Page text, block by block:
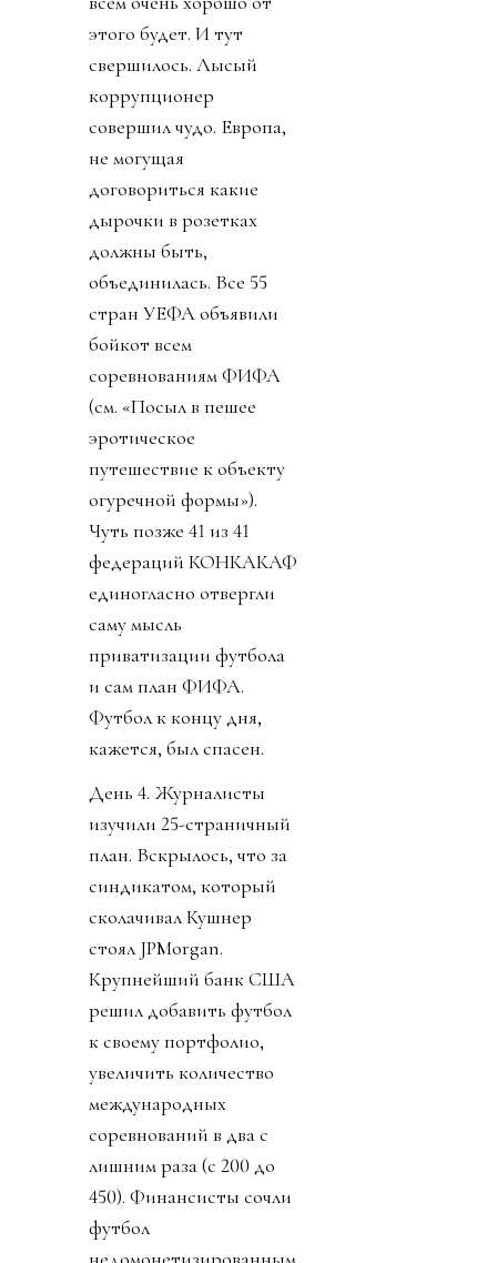
диктаторы так похожи
друг на друга). Причины
лизоблюдства начали
«бойкот».
День 3. Поняв, что
запахло жареным, по-
прежнему прячась за
закрытыми комментами
диктатор, в лучших
традициях маньяка-
потрошителя вышел с
видео, объясняя, что его
план не продажа и что
всем очень хорошо от
этого будет. И тут
свершилось. Лысый
коррупционер
совершил чудо. Европа,
не могущая
договориться какие
дырочки в розетках
должны быть,
объединилась. Все 55
стран УЕФА объявили
бойкот всем
соревнованиям ФИФА
(см. «Посыл в пешее
эротическое
путешествие к объекту
федераций КОНКАКАФ
единогласно отвергли
саму мысль
приватизации футбола